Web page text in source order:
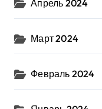
Апрель 2024
Март 2024
Февраль 2024